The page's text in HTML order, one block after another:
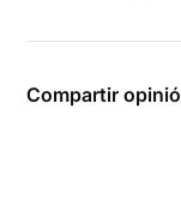
Compartir opinió